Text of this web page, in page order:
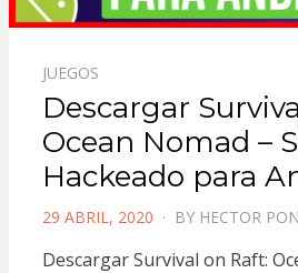
JUEGOS
Descargar
Ocean Nomad –
Hackeado para
POSTED
29 ABRIL, 2020 BY HECTOR
Descargar Survival on Raft: